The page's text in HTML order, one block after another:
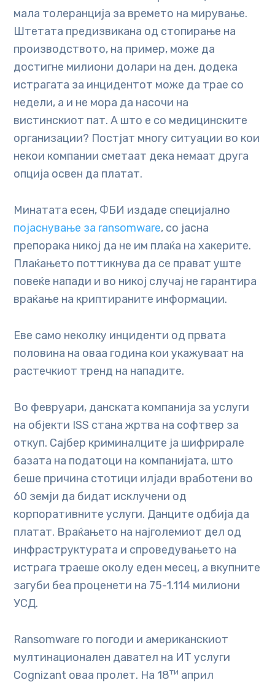
мала толеранција за времето на мирување.
Штетата предизвикана од стопирање на
производството, на пример, може да
достигне милиони долари на ден, додека
истрагата за инцидентот може да трае со
недели, а и не мора да насочи на
вистинскиот пат. А што е со медицинските
организации? Постјат многу ситуации во кои
некои компании сметаат дека немаат друга
опција освен да платат.
Минатата есен, ФБИ издаде специјално
појаснување за ransomware, со јасна
препорака никој да не им плаќа на хакерите.
Плаќањето поттикнува да се прават уште
повеќе напади и во никој случај не гарантира
враќање на криптираните информации.
Еве само неколку инциденти од првата
половина на оваа година кои укажуваат на
растечкиот тренд на нападите.
Во февруари, данската компанија за услуги
на објекти ISS стана жртва на софтвер за
откуп. Сајбер криминалците ја шифрирале
базата на податоци на компанијата, што
беше причина стотици илјади вработени во
60 земји да бидат исклучени од
корпоративните услуги. Данците одбија да
платат. Враќањето на најголемиот дел од
инфраструктурата и спроведувањето на
истрага траеше околу еден месец, а вкупните
загуби беа проценети на 75-1.114 милиони
УСД.
Ransomware го погоди и американскиот
мултинационален давател на ИТ услуги
Cognizant оваа пролет. На 18ти април